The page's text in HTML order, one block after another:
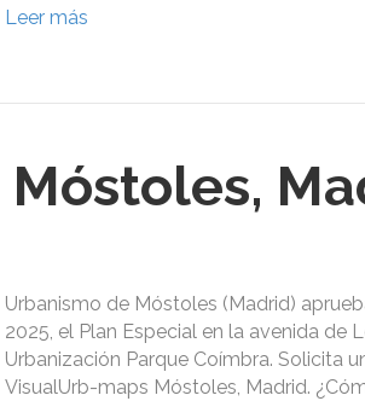
Leer más
Urbanismo de Móstoles (Madrid)
2025, el Plan Especial en la avenida de
Urbanización Parque Coímbra. Solicita
VisualUrb-maps Móstoles, Madrid.